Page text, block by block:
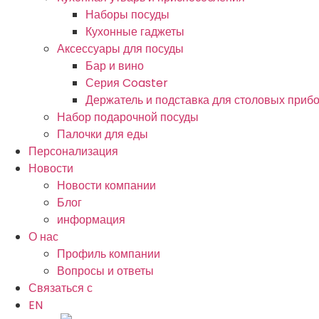
Наборы посуды
Кухонные гаджеты
Аксессуары для посуды
Бар и вино
Серия Coaster
Держатель и подставка для столовых
Набор подарочной посуды
Палочки для еды
Персонализация
Новости
Новости компании
Блог
информация
О нас
Профиль компании
Вопросы и ответы
Связаться с
EN